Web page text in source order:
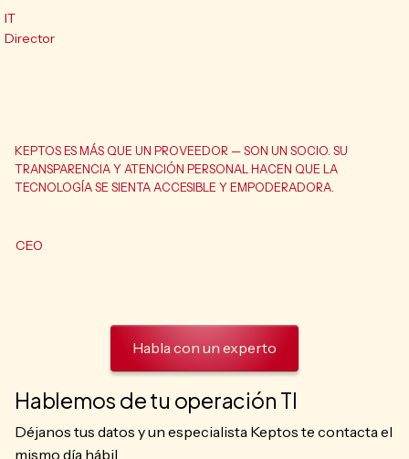
IT
Director
KEPTOS ES MÁS QUE UN PROVEEDOR — SON UN SOCIO. SU
TRANSPARENCIA Y ATENCIÓN PERSONAL HACEN QUE LA
TECNOLOGÍA SE SIENTA ACCESIBLE Y EMPODERADORA.
CEO
Habla con un experto
Hablemos de tu operación TI
Déjanos tus datos y un especialista Keptos te contacta el
mismo día hábil.